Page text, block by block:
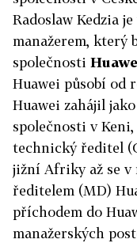
Radoslaw Kedzia
manažerem, který
společnosti
Huawei působí od
Huawei zahájil
společnosti v
technický ředitel
jižní Afriky až se v
ředitelem (MD)
příchodem do
manažerských